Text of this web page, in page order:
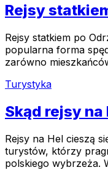
Rejsy
Rejsy statkiem po
popularna forma
zarówno
Turystyka
Skąd rejsy na
Rejsy na Hel cieszą
turystów, którzy
polskiego wybrzeża.